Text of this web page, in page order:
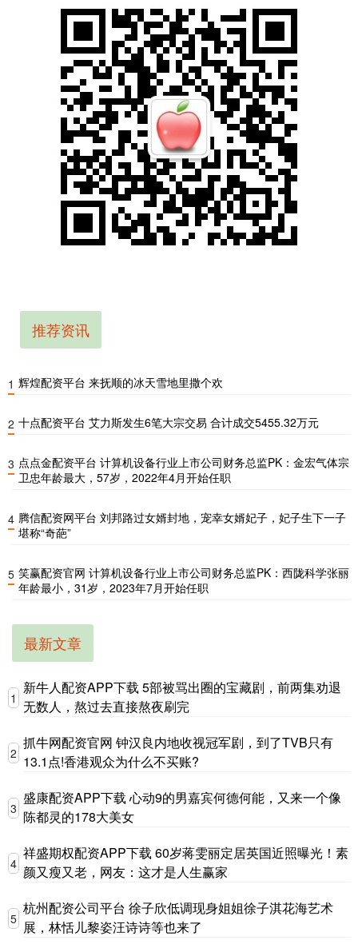
推荐资讯
1 辉煌配资平台 来抚顺的冰天雪地里撒个欢
2 十点配资平台 艾力斯发生6笔大宗交易 合计成交5455.32万元
3 点点金配资平台 计算机设备行业上市公司财务总监PK：金宏气体宗
卫忠年龄最大，57岁，2022年4月开始任职
4 腾信配资网平台 刘邦路过女婿封地，宠幸女婿妃子，妃子生下一子
堪称“奇葩”
5 笑赢配资官网 计算机设备行业上市公司财务总监PK：西陇科学张丽
年龄最小，31岁，2023年7月开始任职
最新文章
1
新牛人配资APP下载 5部被骂出圈的宝藏剧，前两集劝退
无数人，熬过去直接熬夜刷完
2
抓牛网配资官网 钟汉良内地收视冠军剧，到了TVB只有
13.1点!香港观众为什么不买账?
3
盛康配资APP下载 心动9的男嘉宾何德何能，又来一个像
陈都灵的178大美女
4
祥盛期权配资APP下载 60岁蒋雯丽定居英国近照曝光！素
颜又瘦又老，网友：这才是人生赢家
5
杭州配资公司平台 徐子欣低调现身姐姐徐子淇花海艺术
展，林恬儿黎姿汪诗诗等也来了